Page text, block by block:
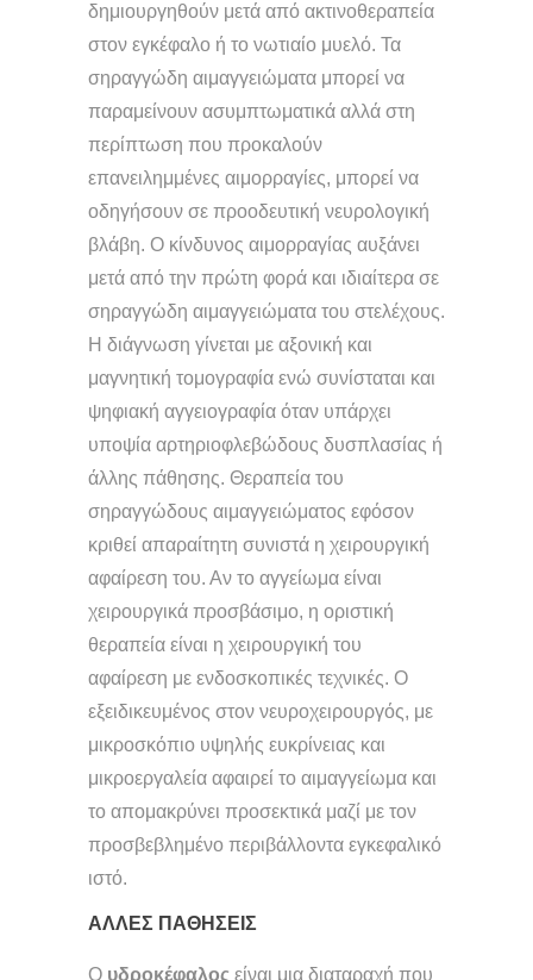
δημιουργηθούν μετά από ακτινοθεραπεία
στον εγκέφαλο ή το νωτιαίο μυελό. Τα
σηραγγώδη αιμαγγειώματα μπορεί να
παραμείνουν ασυμπτωματικά αλλά στη
περίπτωση που προκαλούν
επανειλημμένες αιμορραγίες, μπορεί να
οδηγήσουν σε προοδευτική νευρολογική
βλάβη. Ο κίνδυνος αιμορραγίας αυξάνει
μετά από την πρώτη φορά και ιδιαίτερα σε
σηραγγώδη αιμαγγειώματα του στελέχους.
Η διάγνωση γίνεται με αξονική και
μαγνητική τομογραφία ενώ συνίσταται και
ψηφιακή αγγειογραφία όταν υπάρχει
υποψία αρτηριοφλεβώδους δυσπλασίας ή
άλλης πάθησης. Θεραπεία του
σηραγγώδους αιμαγγειώματος εφόσον
κριθεί απαραίτητη συνιστά η χειρουργική
αφαίρεση του. Αν το αγγείωμα είναι
χειρουργικά προσβάσιμο, η οριστική
θεραπεία είναι η χειρουργική του
αφαίρεση με ενδοσκοπικές τεχνικές. Ο
εξειδικευμένος στον νευροχειρουργός, με
μικροσκόπιο υψηλής ευκρίνειας και
μικροεργαλεία αφαιρεί το αιμαγγείωμα και
το απομακρύνει προσεκτικά μαζί με τον
προσβεβλημένο περιβάλλοντα εγκεφαλικό
ιστό.
ΑΛΛΕΣ ΠΑΘΗΣΕΙΣ
Ο υδροκέφαλος είναι μια διαταραχή που